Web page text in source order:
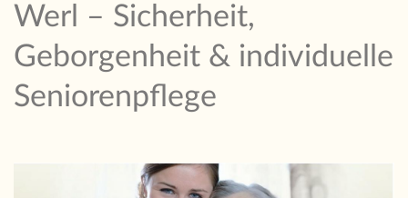
Werl – Sicherheit,
Geborgenheit & individuelle
Seniorenpflege